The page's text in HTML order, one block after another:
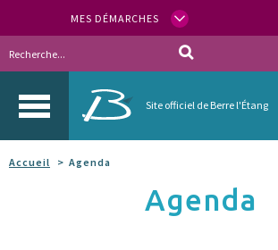
MES DÉMARCHES
Site officiel de Berre l'Étang
Accueil Agenda
Agenda